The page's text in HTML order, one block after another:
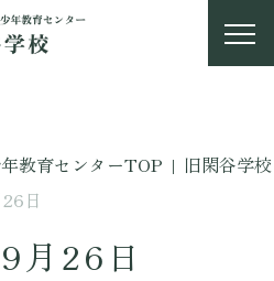
教育センターTOP | 旧閑谷学校
日
月26日